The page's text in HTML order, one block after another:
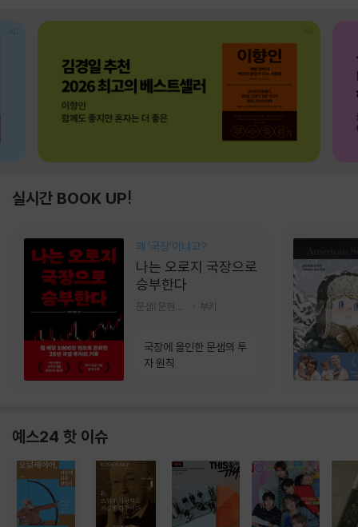
실시간 BOOK UP!
왜 ‘국장‘이냐고?
나는 오로지 국장으로
승부한다
부키
국장에 올인한 문샘의 투
자 원칙
예스24 핫 이슈